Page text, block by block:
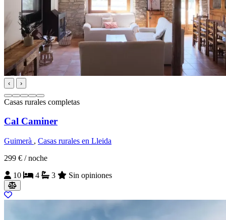
‹ ›
Casas rurales completas
Cal Caminer
Guimerà , Casas rurales en Lleida
299 € / noche
10
4 3 Sin opiniones